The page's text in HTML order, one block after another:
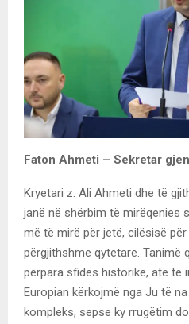
Faton Ahmeti – Sekretar
Kryetari z. Ali Ahmeti dhe të
janë në shërbim të mirëqenies
më të mirë për jetë, cilësisë
përgjithshme qytetare. Tanimë
përpara sfidës historike, atë të
Europian kërkojmë nga Ju të
kompleks, sepse ky rrugëtim